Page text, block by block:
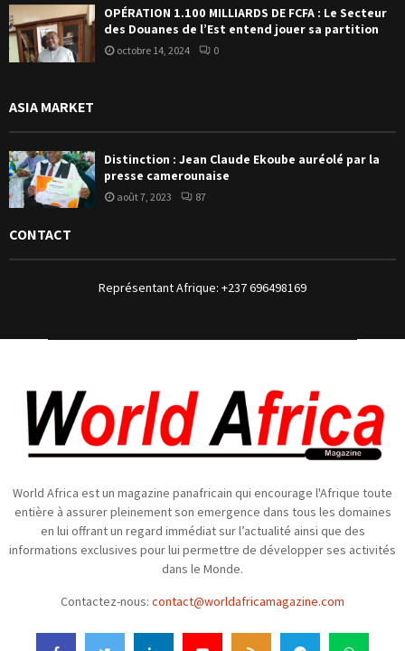
OPÉRATION 1.100 MILLIARDS DE FCFA : Le Secteur
des Douanes de l’Est entend jouer sa partition
octobre 14, 2024 0
ASIA MARKET
Distinction : Jean Claude Ekoube auréolé par la
presse camerounaise
août 7, 2023 87
CONTACT
Représentant Afrique: +237 696498169
World Africa est un magazine panafricain qui encourage l'Afrique toute
entière à assurer pleinement son emergence dans tous les domaines
en lui offrant un regard immédiat sur l’actualité ainsi que des
informations exclusives pour lui permettre de développer ses activités
dans le Monde.
Contactez-nous: contact@worldafricamagazine.com